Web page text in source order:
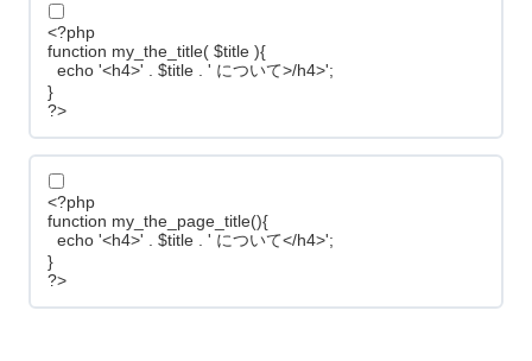
<?php
function my_the_title( $title ){
echo '<h4>' . $title . ' について>/h4>';
}
?>
<?php
function my_the_page_title(){
echo '<h4>' . $title . ' について</h4>';
}
?>